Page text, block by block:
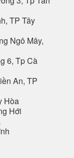
TP Tây
Ngô Mây,
6, Tp Cà
An, TP
Hòa
Hới